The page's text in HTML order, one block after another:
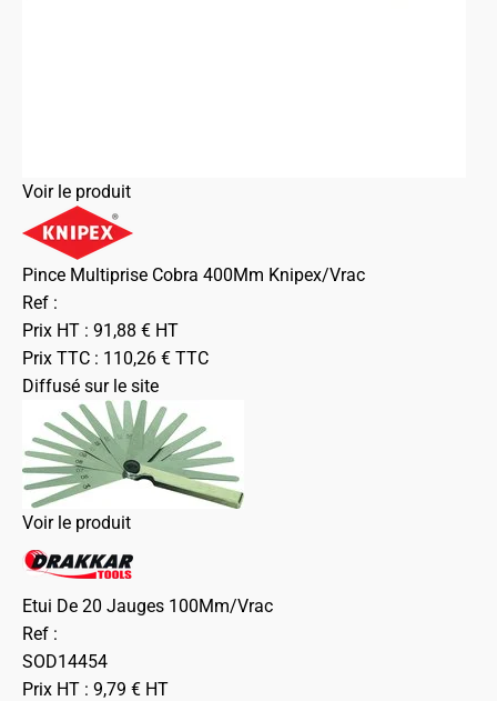
Voir le produit
Pince Multiprise Cobra 400Mm Knipex/Vrac
Ref :
Prix HT : 91,88 € HT
Prix TTC : 110,26 € TTC
Diffusé sur le site
Voir le produit
Etui De 20 Jauges 100Mm/Vrac
Ref :
SOD14454
Prix HT : 9,79 € HT